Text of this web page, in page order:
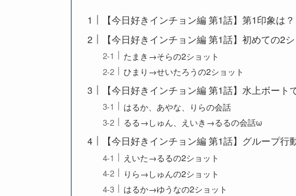
【今日好きインチョン編 第1話】第1印象は？
【今日好きインチョン編 第1話】初めての2
たまき→そらの2ショット
ひまり→せいたろうの2ショット
【今日好きインチョン編 第1話】水上ボート
はるか、あやな、りらの会話
るる→しゅん、えいき→るるの会話ω
【今日好きインチョン編 第1話】グループ行
えいた→るるの2ショット
りら→しゅんの2ショット
はるか→ゆうなの2ショット